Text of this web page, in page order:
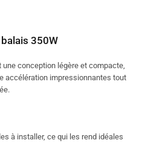
350W
conception légère et compacte,
accélération impressionnantes tout
à installer, ce qui les rend idéales